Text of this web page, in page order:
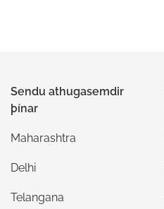
Sendu athugasemdir
þínar
Maharashtra
Delhi
Telangana